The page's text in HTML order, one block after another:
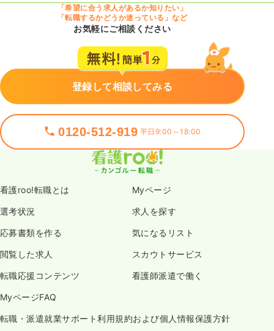
「希望に合う求人があるか知りたい」
「転職するかどうか迷っている」など
お気軽にご相談ください
登録して相談してみる
0120-512-919 平日9:00～18:00
看護roo!転職とは Myページ
選考状況 求人を探す
応募書類を作る 気になるリスト
閲覧した求人 スカウトサービス
転職応援コンテンツ 看護師派遣で働く
MyページFAQ
転職・派遣就業サポート利用規約および個人情報保護方針